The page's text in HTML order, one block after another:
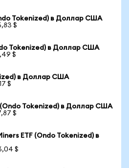
Tokenized) в Доллар США
$
Tokenized) в Доллар США
$
в Доллар США
$
(Ondo Tokenized) в Доллар США
$
ETF (Ondo Tokenized) в
$